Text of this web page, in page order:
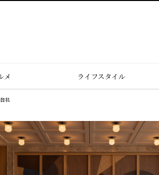
メ ライフスタイル
北